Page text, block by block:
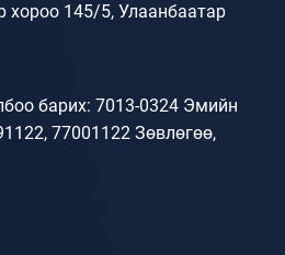
хороо 145/5, Улаанбаатар
барих: 7013-0324 Эмийн
77001122 Зөвлөгөө,